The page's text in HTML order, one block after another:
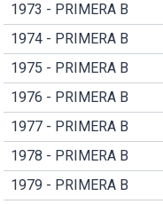
1973 - PRIMERA B
1974 - PRIMERA B
1975 - PRIMERA B
1976 - PRIMERA B
1977 - PRIMERA B
1978 - PRIMERA B
1979 - PRIMERA B